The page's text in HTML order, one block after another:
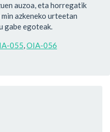
auzoa, eta horregatik
azkeneko urteetan
gabe egoteak.
055,OIA-056